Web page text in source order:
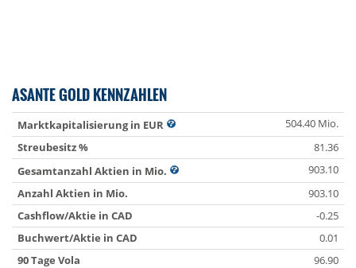
ASANTE GOLD KENNZAHLEN
Marktkapitalisierung in EUR
504.40 Mio.
Streubesitz %
81.36
Gesamtanzahl Aktien in Mio.
903.10
Anzahl Aktien in Mio.
903.10
Cashflow/Aktie in CAD
-0.25
Buchwert/Aktie in CAD
0.01
90 Tage Vola
96.90